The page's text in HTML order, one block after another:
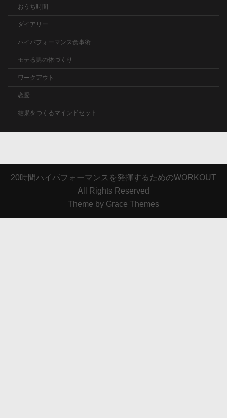
おうち時間
ダイアリー
ハイパフォーマンス食事術
モテる男の体づくり
ワークアウト
恋愛
結果をつくるマインドセット
20時間ハイパフォーマンスを発揮するためのWORKOUT
All Rights Reserved
Theme by Grace Themes